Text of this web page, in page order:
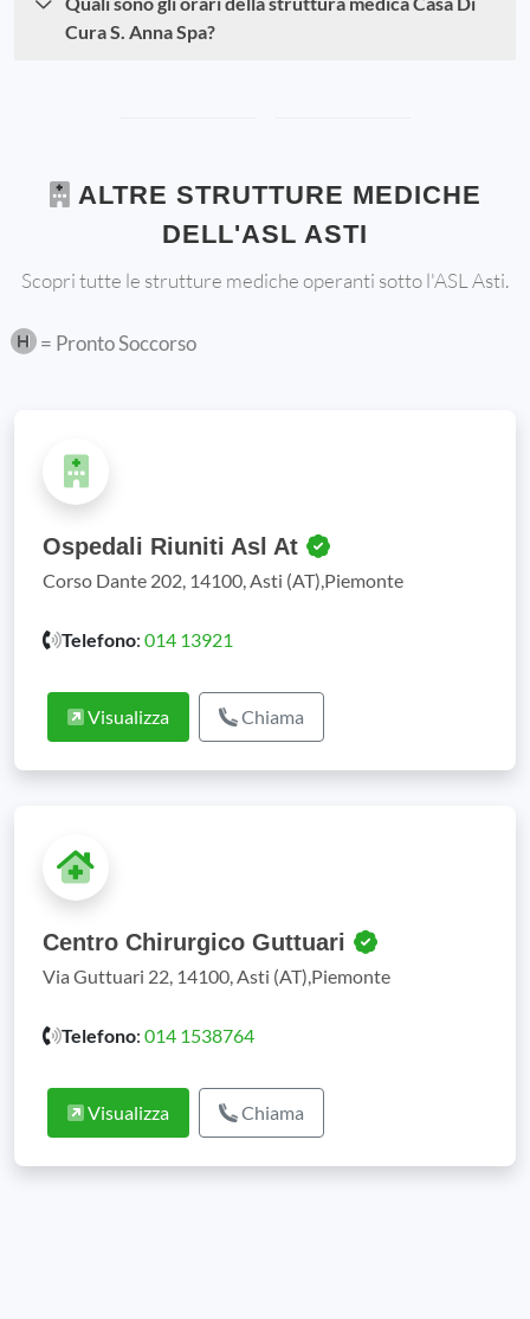
Cura S. Anna Spa?
ALTRE STRUTTURE MEDICHE
DELL'ASL ASTI
Scopri tutte le strutture mediche operanti sotto l'ASL Asti.
= Pronto Soccorso
Ospedali Riuniti Asl At
Corso Dante 202, 14100, Asti (AT),Piemonte
Telefono: 014 13921
Visualizza Chiama
Centro Chirurgico Guttuari
Via Guttuari 22, 14100, Asti (AT),Piemonte
Telefono: 014 1538764
Visualizza Chiama